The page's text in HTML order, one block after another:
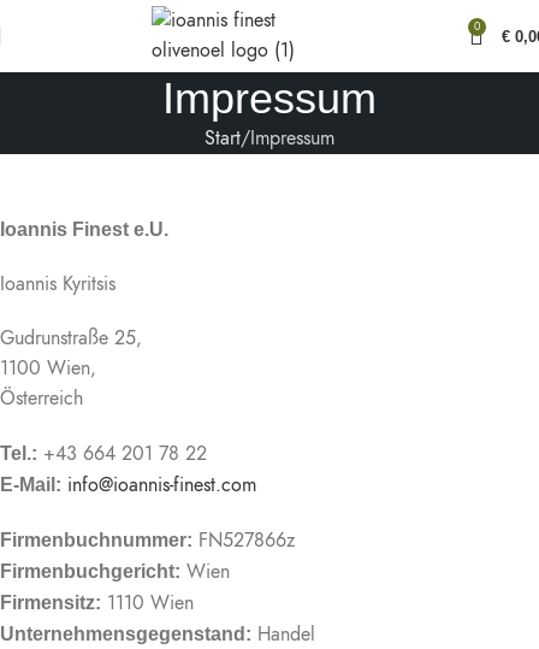
0
€
Impressum
Start Impressum
Ioannis Finest e.U.
Ioannis Kyritsis
Gudrunstraße 25,
1100 Wien,
Österreich
Tel.: +43 664 201 78 22
E-Mail: info@ioannis-finest.com
Firmenbuchnummer: FN527866z
Firmenbuchgericht: Wien
Firmensitz: 1110 Wien
Unternehmensgegenstand: Handel